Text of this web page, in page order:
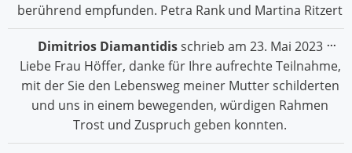
berührend empfunden. Petra Rank und Martina Ritzert
Dimitrios Diamantidisschrieb am 23. Mai 2023
Liebe Frau Höffer, danke für Ihre aufrechte Teilnahme,
mit der Sie den Lebensweg meiner Mutter schilderten
und uns in einem bewegenden, würdigen Rahmen
Trost und Zuspruch geben konnten.
...